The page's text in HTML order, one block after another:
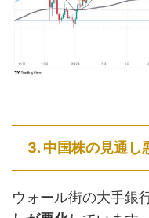
3. 中国株の見通し
ウォール街の大手銀